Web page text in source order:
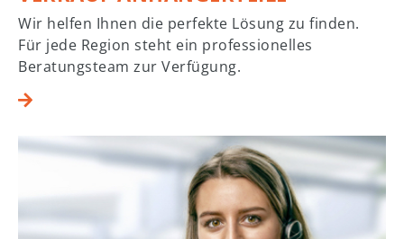
Wir helfen Ihnen die perfekte Lösung zu finden.
Für jede Region steht ein professionelles
Beratungsteam zur Verfügung.